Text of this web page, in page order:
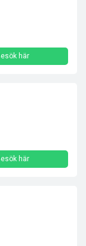
här
här